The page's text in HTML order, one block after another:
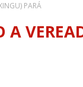
PARÁ
A